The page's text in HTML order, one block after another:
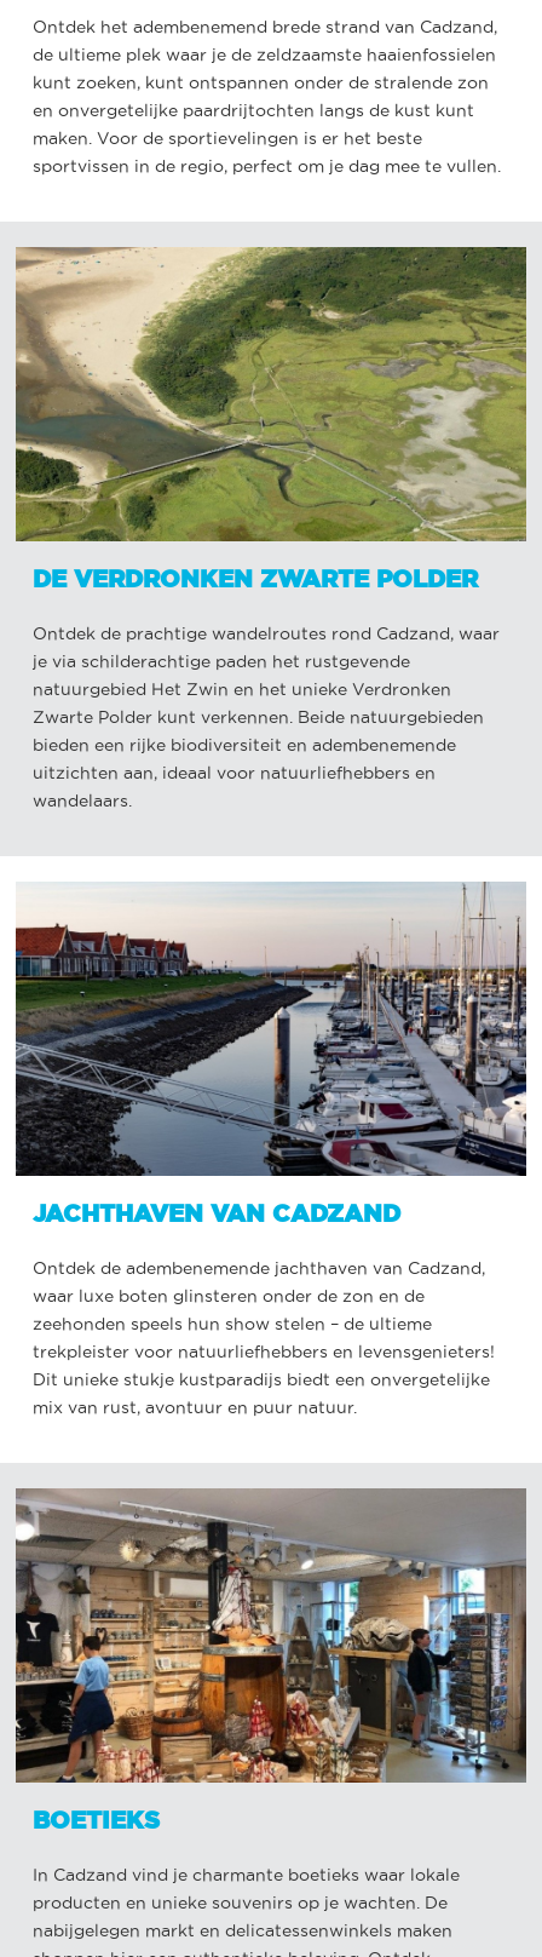
Ontdek het adembenemend brede strand van Cadzand,
de ultieme plek waar je de zeldzaamste haaienfossielen
kunt zoeken, kunt ontspannen onder de stralende zon
en onvergetelijke paardrijtochten langs de kust kunt
maken. Voor de sportievelingen is er het beste
sportvissen in de regio, perfect om je dag mee te vullen.
DE VERDRONKEN ZWARTE POLDER
Ontdek de prachtige wandelroutes rond Cadzand, waar
je via schilderachtige paden het rustgevende
natuurgebied Het Zwin en het unieke Verdronken
Zwarte Polder kunt verkennen. Beide natuurgebieden
bieden een rijke biodiversiteit en adembenemende
uitzichten aan, ideaal voor natuurliefhebbers en
wandelaars.
JACHTHAVEN VAN CADZAND
Ontdek de adembenemende jachthaven van Cadzand,
waar luxe boten glinsteren onder de zon en de
zeehonden speels hun show stelen – de ultieme
trekpleister voor natuurliefhebbers en levensgenieters!
Dit unieke stukje kustparadijs biedt een onvergetelijke
mix van rust, avontuur en puur natuur.
BOETIEKS
In Cadzand vind je charmante boetieks waar lokale
producten en unieke souvenirs op je wachten. De
nabijgelegen markt en delicatessenwinkels maken